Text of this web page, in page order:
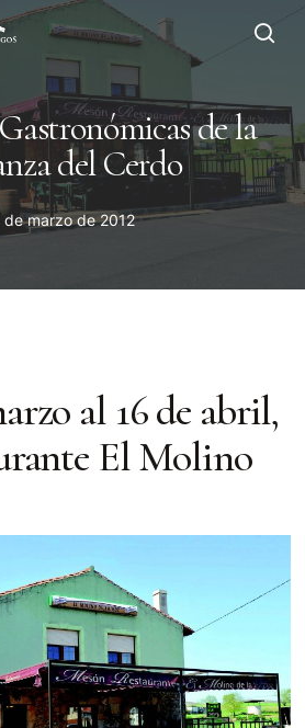
de la
del Cerdo
de marzo de 2012
al 16 de abril,
El Molino